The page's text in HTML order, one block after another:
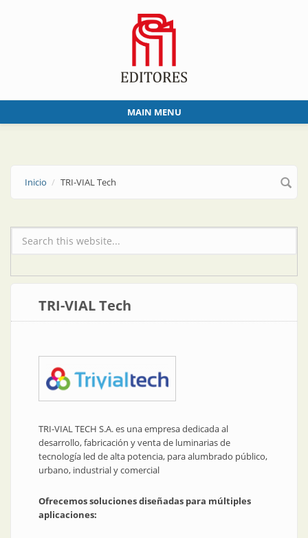
MAIN MENU
Inicio TRI-VIAL Tech
Formulario de búsqueda
TRI-VIAL Tech
TRI-VIAL TECH S.A. es una empresa dedicada al
desarrollo, fabricación y venta de luminarias de
tecnología led de alta potencia, para alumbrado público,
urbano, industrial y comercial
Ofrecemos soluciones diseñadas para múltiples
aplicaciones: